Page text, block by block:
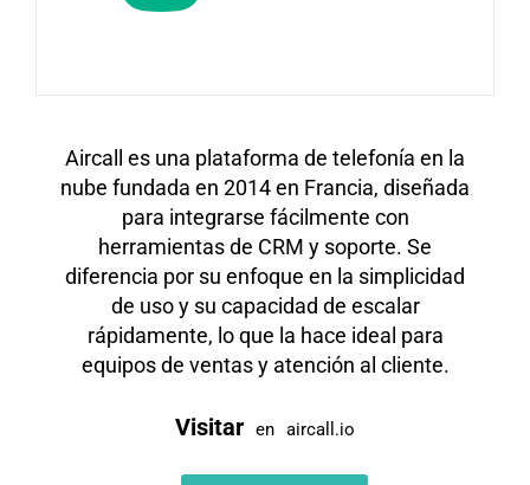
Aircall es una plataforma de telefonía en la
nube fundada en 2014 en Francia, diseñada
para integrarse fácilmente con
herramientas de CRM y soporte. Se
diferencia por su enfoque en la simplicidad
de uso y su capacidad de escalar
rápidamente, lo que la hace ideal para
equipos de ventas y atención al cliente.
Visitar en aircall.io